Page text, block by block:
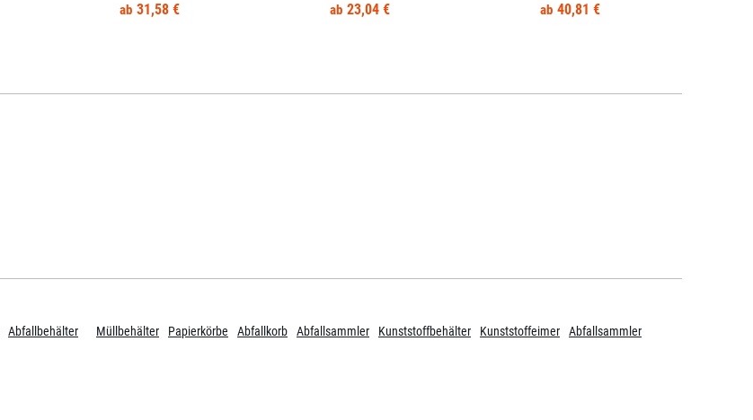
31,58 € 23,04 € 40,81 €
Abfallbehälter Müllbehälter Papierkörbe Abfallkorb Abfallsammler Kunststoffbehälter Kunststoffeimer
Abfallsammler